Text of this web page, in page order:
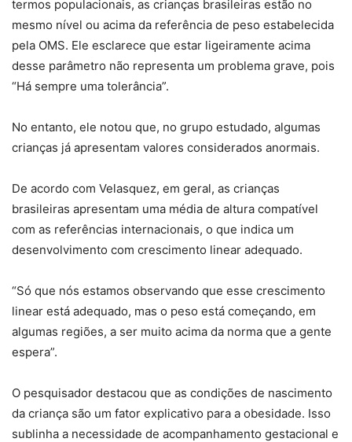
termos populacionais, as crianças brasileiras estão no
mesmo nível ou acima da referência de peso estabelecida
pela OMS. Ele esclarece que estar ligeiramente acima
desse parâmetro não representa um problema grave, pois
“Há sempre uma tolerância”.
No entanto, ele notou que, no grupo estudado, algumas
crianças já apresentam valores considerados anormais.
De acordo com Velasquez, em geral, as crianças
brasileiras apresentam uma média de altura compatível
com as referências internacionais, o que indica um
desenvolvimento com crescimento linear adequado.
“Só que nós estamos observando que esse crescimento
linear está adequado, mas o peso está começando, em
algumas regiões, a ser muito acima da norma que a gente
espera”.
O pesquisador destacou que as condições de nascimento
da criança são um fator explicativo para a obesidade. Isso
sublinha a necessidade de acompanhamento gestacional e